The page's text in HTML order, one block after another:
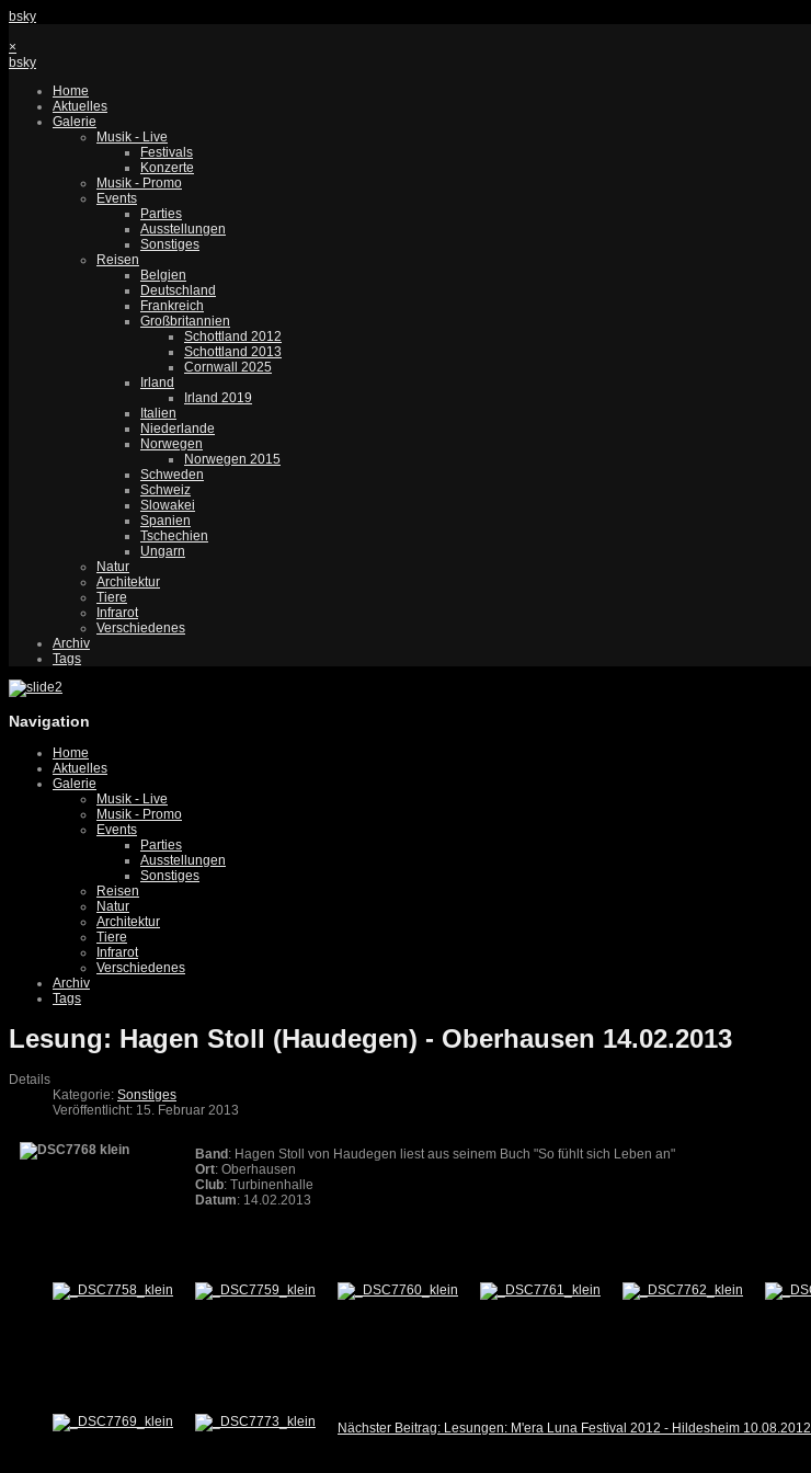
bsky
×
bsky
Home
Aktuelles
Galerie
Musik - Live
Festivals
Konzerte
Musik - Promo
Events
Parties
Ausstellungen
Sonstiges
Reisen
Belgien
Deutschland
Frankreich
Großbritannien
Schottland 2012
Schottland 2013
Cornwall 2025
Irland
Irland 2019
Italien
Niederlande
Norwegen
Norwegen 2015
Schweden
Schweiz
Slowakei
Spanien
Tschechien
Ungarn
Natur
Architektur
Tiere
Infrarot
Verschiedenes
Archiv
Tags
Navigation
Home
Aktuelles
Galerie
Musik - Live
Musik - Promo
Events
Parties
Ausstellungen
Sonstiges
Reisen
Natur
Architektur
Tiere
Infrarot
Verschiedenes
Archiv
Tags
Lesung: Hagen Stoll (Haudegen) - Oberhausen 14.02.2013
Details
Kategorie: Sonstiges
Veröffentlicht: 15. Februar 2013
Band : Hagen Stoll von Haudegen liest aus seinem Buch "So fühlt sich Leben an"
Ort: Oberhausen
Club: Turbinenhalle
Datum: 14.02.2013
Nächster Beitrag: Lesungen: M'era Luna Festival 2012 - Hildesheim 10.08.2012